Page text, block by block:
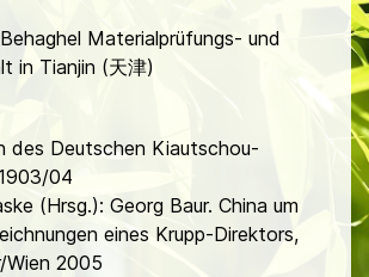
Materialprüfungs- und
in Tianjin (天津)
des Deutschen Kiautschou-
04
(Hrsg.): Georg Baur. China um
eines Krupp-Direktors,
Wien 2005